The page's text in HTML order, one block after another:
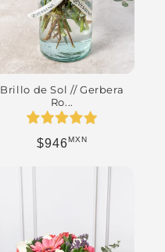
Brillo de Sol // Gerbera
Ro...
Precio habitual
$946MXN